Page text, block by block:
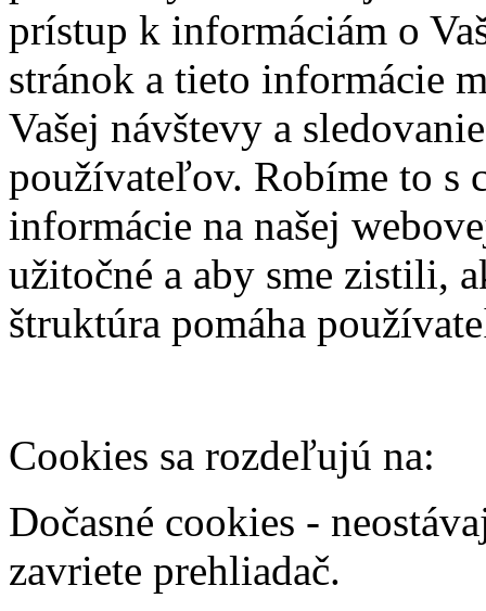
prístup k informáciám o
stránok a tieto informácie
Vašej návštevy a
používateľov. Robíme to s
informácie na našej
užitočné a aby sme zistili,
štruktúra pomáha
Cookies sa rozdeľujú na:
Dočasné cookies -
zavriete prehliadač.